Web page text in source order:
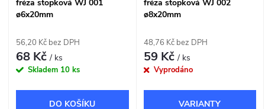
p
o
o
fréza stopková WJ 001
ø6x20mm
56,20 Kč bez DPH
68 Kč/ ks
Skladem 10 ks
DO KOŠÍKU
fréza stopková WJ 002
ø8x20mm
48,76 Kč bez DPH
59 Kč/ ks
Vyprodáno